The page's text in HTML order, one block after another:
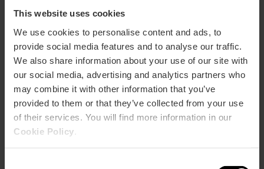
This website uses cookies
We use cookies to personalise content and ads, to
provide social media features and to analyse our traffic.
We also share information about your use of our site with
our social media, advertising and analytics partners who
may combine it with other information that you’ve
provided to them or that they’ve collected from your use
of their services. You will find more information in our
Cookie Policy
Activar mapa